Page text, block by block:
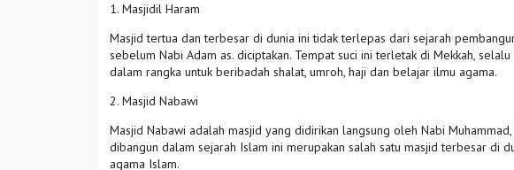
1. Masjidil Haram
Masjid tertua dan terbesar di dunia ini tidak terlepas dari sejarah
sebelum Nabi Adam as. diciptakan. Tempat suci ini terletak di Mekkah,
dalam rangka untuk beribadah shalat, umroh, haji dan belajar ilmu agama.
2. Masjid Nabawi
Masjid Nabawi adalah masjid yang didirikan langsung oleh Nabi
dibangun dalam sejarah Islam ini merupakan salah satu masjid terbesar di
agama Islam.